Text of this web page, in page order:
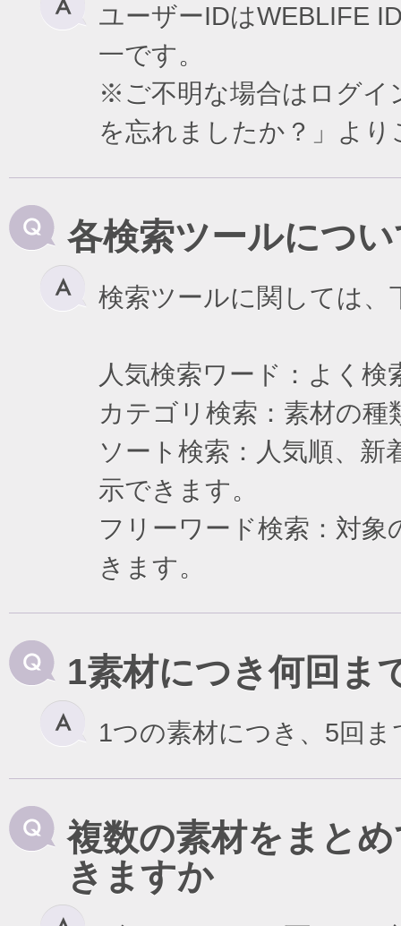
ユーザーIDはWEBLIFE
一です。
※ご不明な場合はログイ
を忘れましたか？」よ
各検索ツールにつ
検索ツールに関しては
人気検索ワード：よく
カテゴリ検索：素材の
ソート検索：人気順、
示できます。
フリーワード検索：対
きます。
1素材につき何回ま
1つの素材につき、5回
複数の素材をまと
きますか